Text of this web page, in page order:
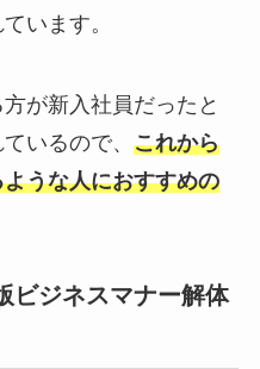
います。
が新入社員だったと
いるので、 これから
うな人におすすめの
ビジネスマナー解体